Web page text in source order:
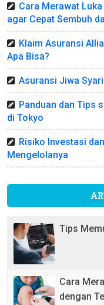
Cara Merawat
agar Cepat Sembuh
Klaim Asuransi
Apa Bisa?
Asuransi Jiwa
Panduan dan Tips
di Tokyo
Risiko Investasi
Mengelolanya
Tips
Cara
dengan